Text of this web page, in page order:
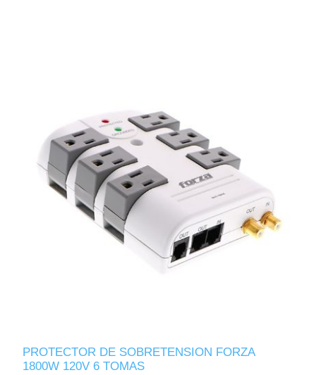
PROTECTOR DE SOBRETENSION FORZA
1800W 120V 6 TOMAS